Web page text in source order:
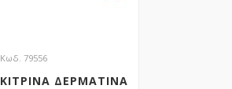
Κωδ. 79556
ΚΙΤΡΙΝΑ ΔΕΡΜΑΤΙΝΑ